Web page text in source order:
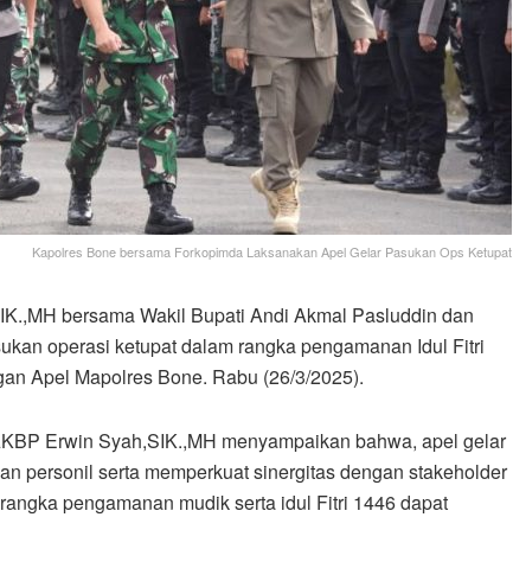
Kapolres Bone bersama Forkopimda Laksanakan Apel Gelar Pasukan Ops Ketupat
bersama Wakil Bupati Andi Akmal Pasluddin dan
operasi ketupat dalam rangka pengamanan Idul Fitri
Apel Mapolres Bone. Rabu (26/3/2025).
Erwin Syah,SIK.,MH menyampaikan bahwa, apel gelar
personil serta memperkuat sinergitas dengan stakeholder
pengamanan mudik serta idul Fitri 1446 dapat